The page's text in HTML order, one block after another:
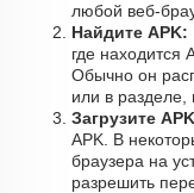
любой веб-
Найдите APK:
где находится
Обычно он
или в разделе,
Загрузите
APK. В
браузера на
разрешить